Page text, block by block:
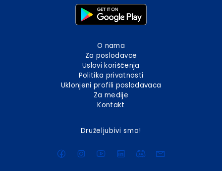
O nama
Za poslodavce
Uslovi korišćenja
Politika privatnosti
Uklonjeni profili poslodavaca
Za medije
Kontakt
Druželjubivi smo!